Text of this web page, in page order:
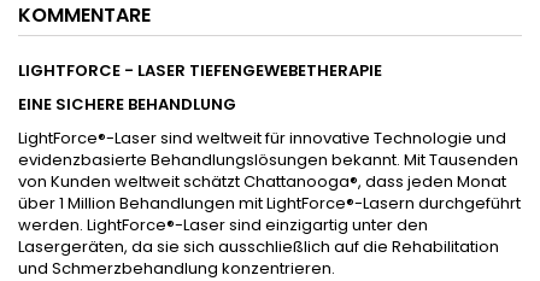
KOMMENTARE
LIGHTFORCE - LASER TIEFENGEWEBETHERAPIE
EINE SICHERE BEHANDLUNG
LightForce®-Laser sind weltweit für innovative Technologie und
evidenzbasierte Behandlungslösungen bekannt. Mit Tausenden
von Kunden weltweit schätzt Chattanooga®, dass jeden Monat
über 1 Million Behandlungen mit LightForce®-Lasern durchgeführt
werden. LightForce®-Laser sind einzigartig unter den
Lasergeräten, da sie sich ausschließlich auf die Rehabilitation
und Schmerzbehandlung konzentrieren.